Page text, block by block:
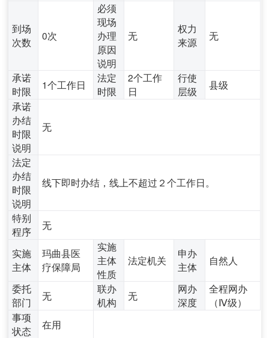
到场
次数
0次
必须
现场
办理
原因
说明
无
权力
来源
无
承诺
时限
1个工作日
法定
时限
2个工作
日
行使
层级
县级
承诺
办结
时限
说明
无
法定
办结
时限
说明
线下即时办结，线上不超过２个工作日。
特别
程序
无
实施
主体
玛曲县医
疗保障局
实施
主体
性质
法定机关
申办
主体
自然人
委托
部门
无
联办
机构
无
网办
深度
全程网办
（Ⅳ级）
事项
状态
在用